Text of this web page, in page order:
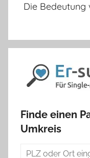
Die Bedeutung
Finde einen
Umkreis